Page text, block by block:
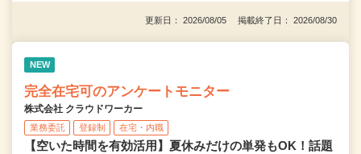
更新日： 2026/08/05 掲載終了日： 2026/08/30
NEW
完全在宅可のアンケートモニター
株式会社 クラウドワーカー
業務委託 登録制 在宅・内職
【空いた時間を有効活用】夏休みだけの単発もOK！話題